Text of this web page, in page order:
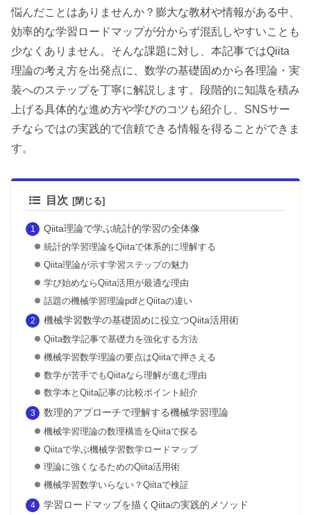
悩んだことはありませんか？膨大な教材や情報がある中、
効率的な学習ロードマップが分からず混乱しやすいことも
少なくありません。そんな課題に対し、本記事ではQiita
理論の考え方を出発点に、数学の基礎固めから各理論・実
装へのステップを丁寧に解説します。段階的に知識を積み
上げる具体的な進め方や学びのコツも紹介し、SNSサー
チならではの実践的で信頼できる情報を得ることができま
す。
目次
Qiita理論で学ぶ統計的学習の全体像
統計的学習理論をQiitaで体系的に理解する
Qiita理論が示す学習ステップの魅力
学び始めならQiita活用が最適な理由
話題の機械学習理論pdfとQiitaの違い
機械学習数学の基礎固めに役立つQiita活用術
Qiita数学記事で基礎力を強化する方法
機械学習数学理論の要点はQiitaで押さえる
数学が苦手でもQiitaなら理解が進む理由
数学本とQiita記事の比較ポイント紹介
数理的アプローチで理解する機械学習理論
機械学習理論の数理構造をQiitaで探る
Qiitaで学ぶ機械学習数学ロードマップ
理論に強くなるためのQiita活用術
機械学習数学いらない？Qiitaで検証
学習ロードマップを描くQiitaの実践的メソッド